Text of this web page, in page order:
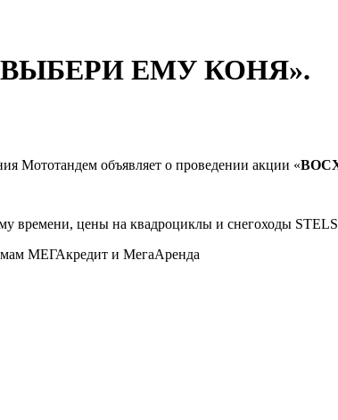
ВЫБЕРИ ЕМУ КОНЯ».
Мототандем объявляет о проведении акции «
времени, цены на квадроциклы и снегоходы
МЕГАкредит и МегаАренда